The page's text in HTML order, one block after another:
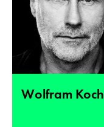
Wolfram Koch